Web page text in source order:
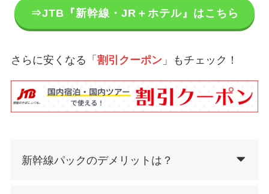
⇒JTB『新幹線・JR＋ホテル』はこちら
さらに安くなる「 割引クーポン 」もチェック！
新幹線パックのデメリットは？